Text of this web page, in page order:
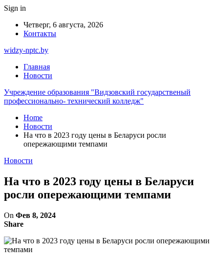
Sign in
Четверг, 6 августа, 2026
Контакты
widzy-nptc.by
Главная
Новости
Учреждение образования "Видзовский государственый
профессионально- технический колледж"
Home
Новости
На что в 2023 году цены в Беларуси росли
опережающими темпами
Новости
На что в 2023 году цены в Беларуси
росли опережающими темпами
On Фев 8, 2024
Share